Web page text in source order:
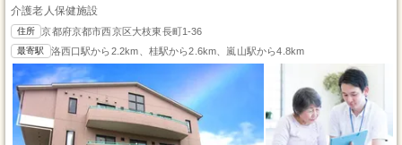
介護老人保健施設
住所 京都府京都市西京区大枝東長町1-36
最寄駅 洛西口駅から2.2km、桂駅から2.6km、嵐山駅から4.8km